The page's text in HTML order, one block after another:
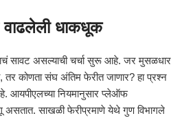
वाढलेली धाकधूक
सावट असल्याची चर्चा सुरू आहे. जर मुसळधार
तर कोणता संघ अंतिम फेरीत जाणार? हा प्रश्न
आयपीएलच्या नियमानुसार प्लेऑफ
असतात. साखळी फेरीप्रमाणे येथे गुण विभागले